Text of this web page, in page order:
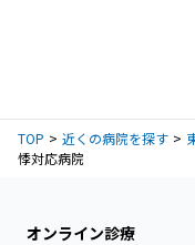
TOP 近くの病院を探す
悸対応病院
オンライン診療